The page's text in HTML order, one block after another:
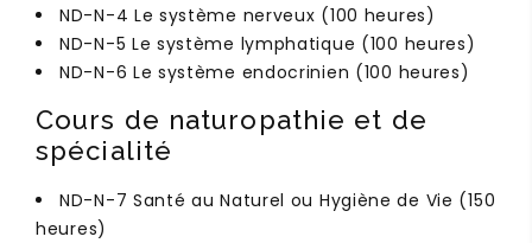
ND-N-4 Le système nerveux (100 heures)
ND-N-5 Le système lymphatique (100 heures)
ND-N-6 Le système endocrinien (100 heures)
Cours de naturopathie et de
spécialité
ND-N-7 Santé au Naturel ou Hygiène de Vie (150
heures)